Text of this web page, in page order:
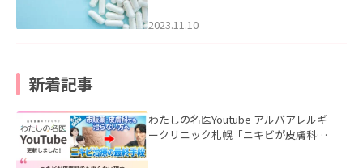
2023.11.10
新着記事
わたしの名医Youtube アルバアレルギ
ークリニック札幌「ニキビが皮膚科で